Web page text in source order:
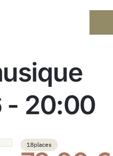
- 20:00
18places